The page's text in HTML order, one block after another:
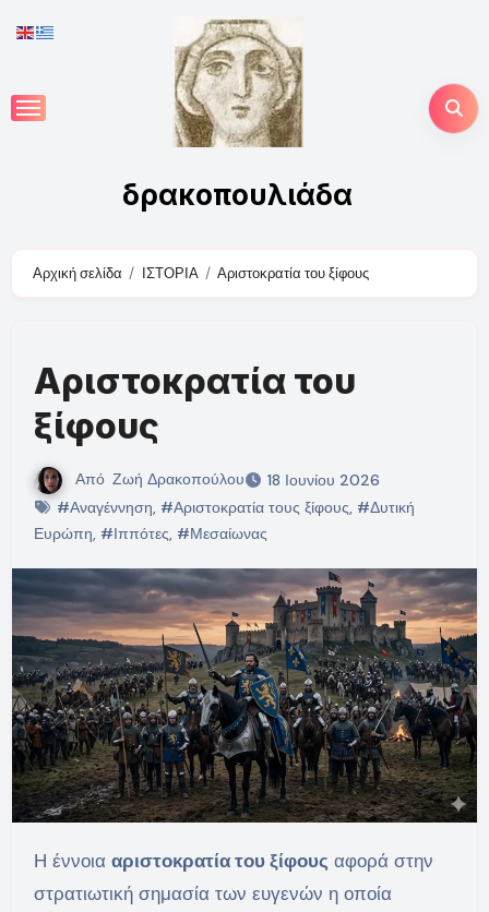
to
δρακοπουλιάδα
Αρχική σελίδα ΙΣΤΟΡΙΑ Αριστοκρατία του ξίφους
Αριστοκρατία του
ξίφους
Από Ζωή Δρακοπούλου
18 Ιουνίου 2026
#Αναγέννηση, #Αριστοκρατία τους ξίφους, #Δυτική
Ευρώπη, #Ιππότες, #Μεσαίωνας
Η έννοια αριστοκρατία του ξίφους αφορά στην
στρατιωτική σημασία των ευγενών η οποία